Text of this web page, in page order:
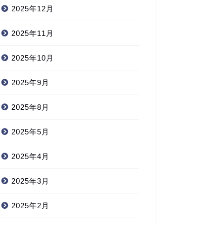
2025年12月
2025年11月
2025年10月
2025年9月
2025年8月
2025年5月
2025年4月
2025年3月
2025年2月